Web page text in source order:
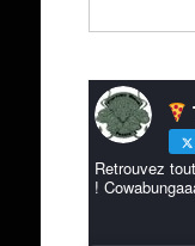
Retrouvez
!